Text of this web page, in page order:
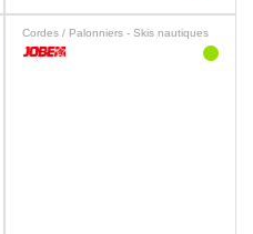
Cordes / Palonniers - Skis nautiques